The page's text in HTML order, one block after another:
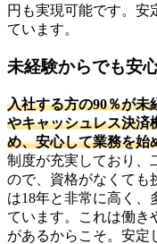
円も実現可能です。安
ています。
未経験からでも安
入社する方の90％が未
やキャッシュレス決済
め、安心して業務を始
制度が充実しており、
ので、資格がなくても
は18年と非常に高く、
ています。これは働き
があるからこそ。安定